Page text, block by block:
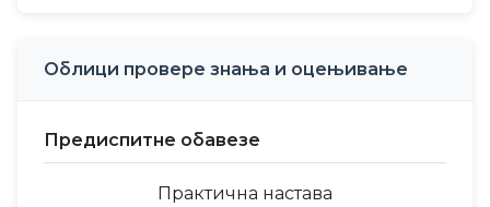
Облици провере знања и оцењивање
Предиспитне обавезе
Практична настава